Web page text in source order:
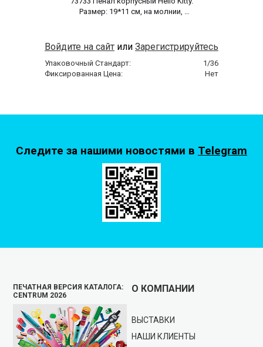
Размер: 19*11 см, на молнии,
Войдите на сайт или Зарегистрируйтесь
Упаковочный Стандарт:
1/36
Фиксированная Цена:
Нет
Следите за нашими новостями в Telegram
ПЕЧАТНАЯ ВЕРСИЯ КАТАЛОГА:
CENTRUM 2026
О КОМПАНИИ
ВЫСТАВКИ
НАШИ КЛИЕНТЫ